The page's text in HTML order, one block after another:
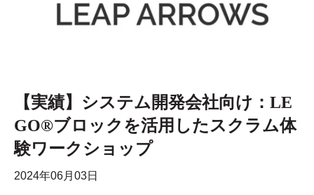
【実績】システム開発会社向け：LE
GO®ブロックを活用したスクラム体
験ワークショップ
2024年06月03日